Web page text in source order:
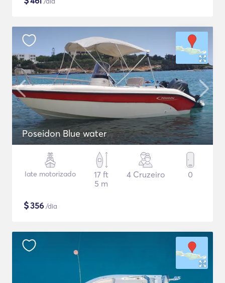
Poseidon Blue water
Iate motorizado
17 ft
5 m
4 Cruzeiro 0
$356 /dia